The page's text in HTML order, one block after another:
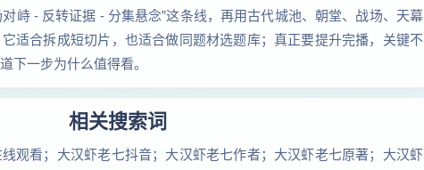
峙 - 反转证据 - 分集悬念”这条线，再用古代城池、朝堂、战场、天幕
适合拆成短切片，也适合做同题材选题库；真正要提升完播，关键不
下一步为什么值得看。
相关搜索词
观看；大汉虾老七抖音；大汉虾老七作者；大汉虾老七原著；大汉虾